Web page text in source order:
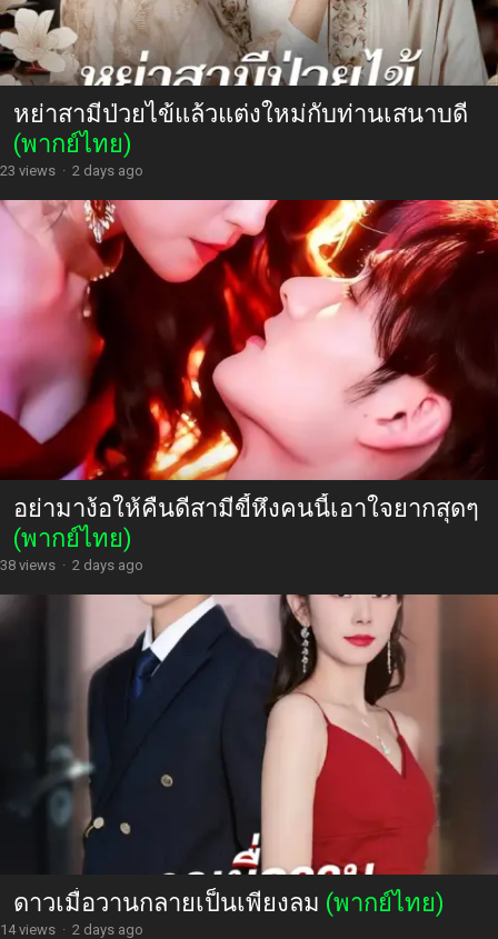
หย่าสามีป่วยไข้แล้วแต่งใหม่กับท่านเสนาบดี
(พากย์ไทย)
23 views · 2 days ago
อย่ามาง้อให้คืนดีสามีขี้หึงคนนี้เอาใจยากสุดๆ
(พากย์ไทย)
38 views · 2 days ago
ดาวเมื่อวานกลายเป็นเพียงลม (พากย์ไทย)
14 views · 2 days ago